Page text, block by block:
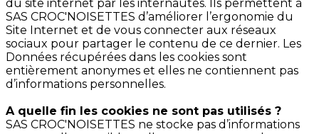
du site internet par les internautes. Ils permettent à
SAS CROC'NOISETTES d’améliorer l’ergonomie du
Site Internet et de vous connecter aux réseaux
sociaux pour partager le contenu de ce dernier. Les
Données récupérées dans les cookies sont
entièrement anonymes et elles ne contiennent pas
d’informations personnelles.
A quelle fin les cookies ne sont pas utilisés ?
SAS CROC'NOISETTES ne stocke pas d’informations